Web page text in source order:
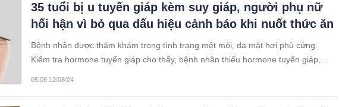
35 tuổi bị u tuyến giáp kèm suy giáp, người phụ nữ
hối hận vì bỏ qua dấu hiệu cảnh báo khi nuốt thức ăn
Bệnh nhân được thăm khám trong tình trạng mệt mỏi, da mặt hơi phù cứng.
Kiểm tra hormone tuyến giáp cho thấy, bệnh nhân thiếu hormone tuyến giáp,
05:08 12/08/24